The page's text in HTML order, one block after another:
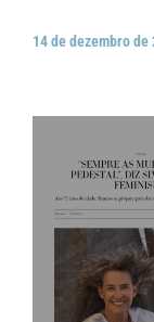
14 de dezembro de